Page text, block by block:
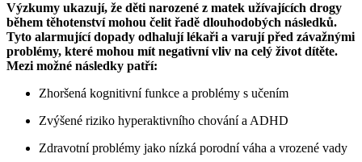
Výzkumy ukazují, že děti narozené z matek užívajících drogy
během těhotenství mohou čelit řadě dlouhodobých následků.
Tyto alarmující dopady odhalují lékaři a varují před závažnými
problémy, které mohou mít negativní vliv na celý život dítěte.
Mezi možné následky patří:
Zhoršená kognitivní funkce a problémy s učením
Zvýšené riziko hyperaktivního chování a ADHD
Zdravotní problémy jako nízká porodní váha a vrozené vady